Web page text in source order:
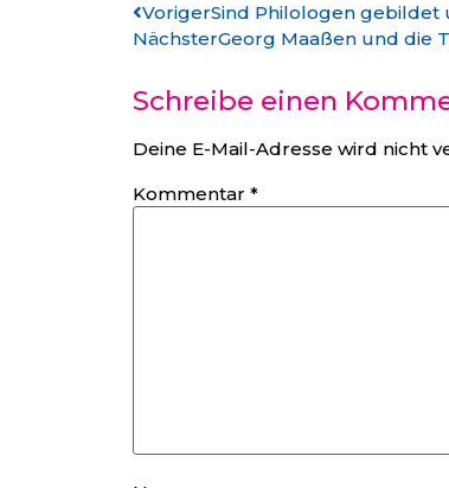
VorigerSind Philologen gebildet
NächsterGeorg Maaßen und die
Schreibe einen
Deine E-Mail-Adresse wird nicht
Kommentar *